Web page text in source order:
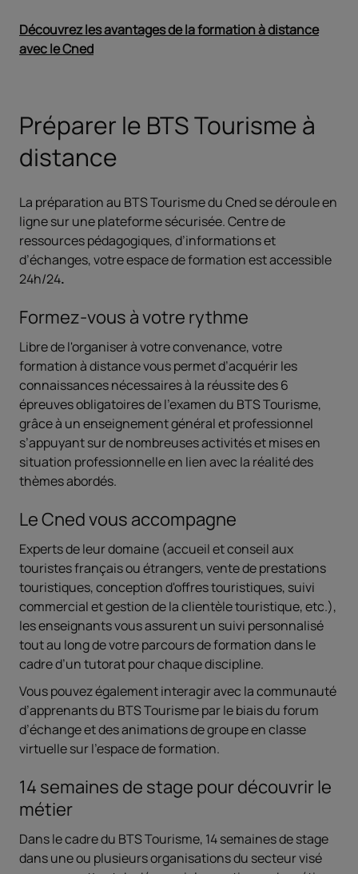
Découvrez les avantages de la formation à distance
avec le Cned
Préparer le BTS Tourisme à
distance
La préparation au BTS Tourisme du Cned se déroule en
ligne sur une plateforme sécurisée. Centre de
ressources pédagogiques, d’informations et
d’échanges, votre espace de formation est accessible
24h/24.
Formez-vous à votre rythme
Libre de l'organiser à votre convenance, votre
formation à distance vous permet d’acquérir les
connaissances nécessaires à la réussite des 6
épreuves obligatoires de l’examen du BTS Tourisme,
grâce à un enseignement général et professionnel
s’appuyant sur de nombreuses activités et mises en
situation professionnelle en lien avec la réalité des
thèmes abordés.
Le Cned vous accompagne
Experts de leur domaine (accueil et conseil aux
touristes français ou étrangers, vente de prestations
touristiques, conception d'offres touristiques, suivi
commercial et gestion de la clientèle touristique, etc.),
les enseignants vous assurent un suivi personnalisé
tout au long de votre parcours de formation dans le
cadre d’un tutorat pour chaque discipline.
Vous pouvez également interagir avec la communauté
d’apprenants du BTS Tourismepar le biais du forum
d’échange et des animations de groupe en classe
virtuelle sur l'espace de formation.
14 semaines de stage pour découvrir le
métier
Dans le cadre du BTS Tourisme, 14 semaines de stage
dans une ou plusieurs organisations du secteur visé